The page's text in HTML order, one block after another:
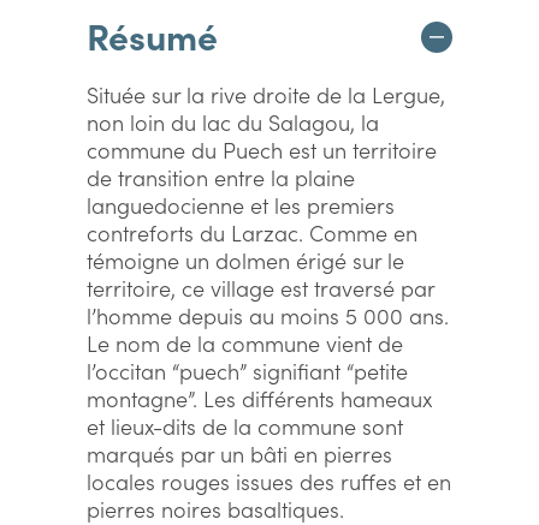
Résumé
Située sur la rive droite de la Lergue,
non loin du lac du Salagou, la
commune du Puech est un territoire
de transition entre la plaine
languedocienne et les premiers
contreforts du Larzac. Comme en
témoigne un dolmen érigé sur le
territoire, ce village est traversé par
l’homme depuis au moins 5 000 ans.
Le nom de la commune vient de
l’occitan “puech” signifiant “petite
montagne”. Les différents hameaux
et lieux-dits de la commune sont
marqués par un bâti en pierres
locales rouges issues des ruffes et en
pierres noires basaltiques.